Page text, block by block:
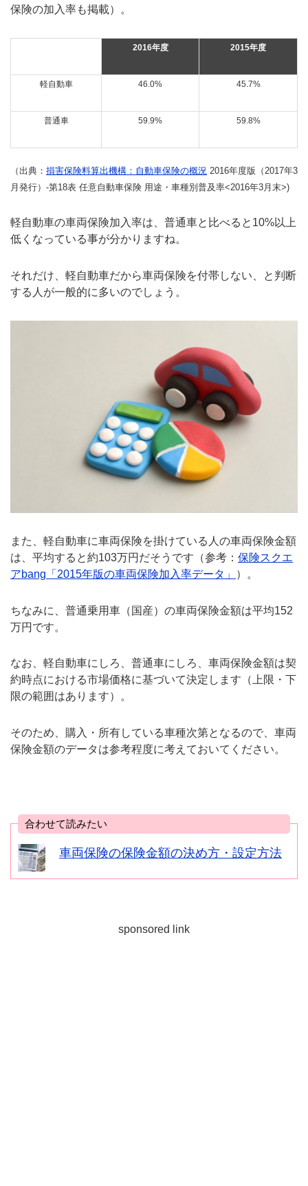
保険の加入率も掲載）。
2016年度 2015年度
軽自動車 46.0% 45.7%
普通車 59.9% 59.8%
（出典： 損害保険料算出機構：自動車保険の概況 2016年度版（2017年3
月発行）-第18表 任意自動車保険 用途・車種別普及率<2016年3月末>)
軽自動車の車両保険加入率は、普通車と比べると10%以上
低くなっている事が分かりますね。
それだけ、軽自動車だから車両保険を付帯しない、と判断
する人が一般的に多いのでしょう。
また、軽自動車に車両保険を掛けている人の車両保険金額
は、平均すると約103万円だそうです（参考： 保険スクエ
アbang「2015年版の車両保険加入率データ」
）。
ちなみに、普通乗用車（国産）の車両保険金額は平均152
万円です。
なお、軽自動車にしろ、普通車にしろ、車両保険金額は契
約時点における市場価格に基づいて決定します（上限・下
限の範囲はあります）。
そのため、購入・所有している車種次第となるので、車両
保険金額のデータは参考程度に考えておいてください。
合わせて読みたい
車両保険の保険金額の決め方・設定方法
sponsored link